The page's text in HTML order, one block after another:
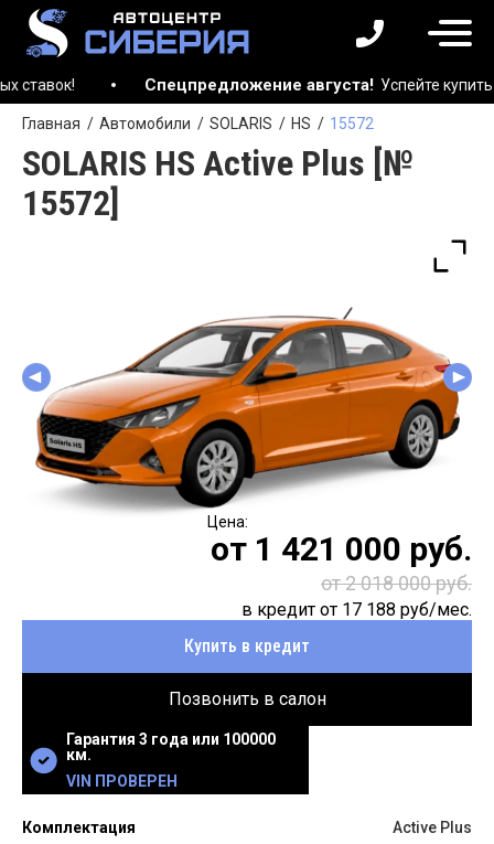
Спецпредложение августа! Успейте купить
Главная Автомобили SOLARIS HS 15572
SOLARIS HS Active Plus [№
15572]
Гарантия 3 года или 100000
км.
VIN ПРОВЕРЕН
Комплектация Active Plus
от 1 421 000 руб.
от 2 018 000 руб.
в кредит от 17 188 руб/мес.
Купить в кредит
Позвонить в салон